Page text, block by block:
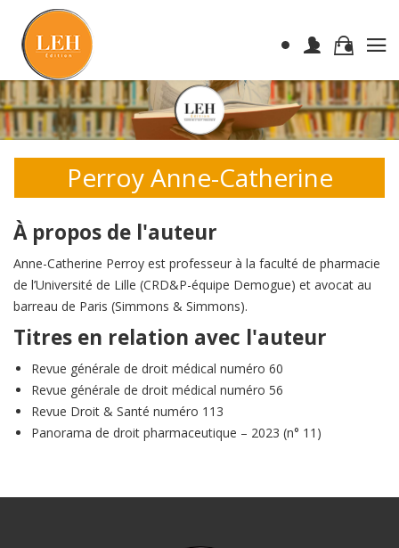
Perroy Anne-Catherine
À propos de l'auteur
Anne-Catherine Perroy est professeur à la faculté de pharmacie
de l’Université de Lille (CRD&P-équipe Demogue) et avocat au
barreau de Paris (Simmons & Simmons).
Titres en relation avec l'auteur
Revue générale de droit médical numéro 60
Revue générale de droit médical numéro 56
Revue Droit & Santé numéro 113
Panorama de droit pharmaceutique – 2023 (n° 11)